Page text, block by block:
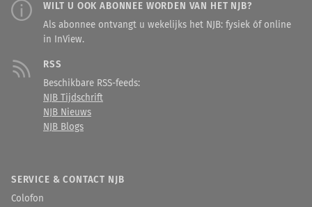
WILT U OOK ABONNEE WORDEN VAN HET NJB?
Als abonnee ontvangt u wekelijks het NJB: fysiek óf online
in InView.
RSS
Beschikbare RSS-feeds:
NJB Tijdschrift
NJB Nieuws
NJB Blogs
SERVICE & CONTACT NJB
Colofon